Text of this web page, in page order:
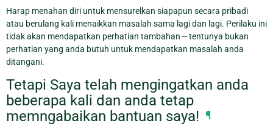
Harap menahan diri untuk mensurelkan siapapun secara pribadi
atau berulang kali menaikkan masalah sama lagi dan lagi. Perilaku ini
tidak akan mendapatkan perhatian tambahan -- tentunya bukan
perhatian yang anda butuh untuk mendapatkan masalah anda
ditangani.
Tetapi Saya telah mengingatkan anda
beberapa kali dan anda tetap
memngabaikan bantuan saya! ¶